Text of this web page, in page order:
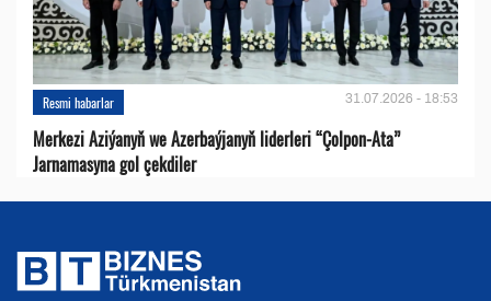
Resmi habarlar 31.07.2026 - 18:53
Merkezi Aziýanyň we Azerbaýjanyň liderleri “Çolpon-Ata”
Jarnamasyna gol çekdiler